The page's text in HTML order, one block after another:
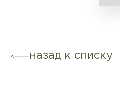
назад к списку